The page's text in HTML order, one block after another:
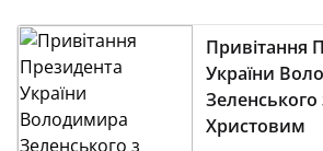
Привітання
України
Зеленського
Христовим